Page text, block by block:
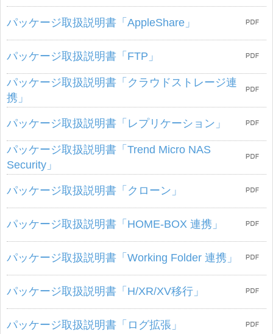
パッケージ取扱説明書「AppleShare」
パッケージ取扱説明書「FTP」
パッケージ取扱説明書「クラウドストレージ連
携」
パッケージ取扱説明書「レプリケーション」
パッケージ取扱説明書「Trend Micro NAS
Security」
パッケージ取扱説明書「クローン」
パッケージ取扱説明書「HOME-BOX 連携」
パッケージ取扱説明書「Working Folder 連携」
パッケージ取扱説明書「H/XR/XV移行」
パッケージ取扱説明書「ログ拡張」